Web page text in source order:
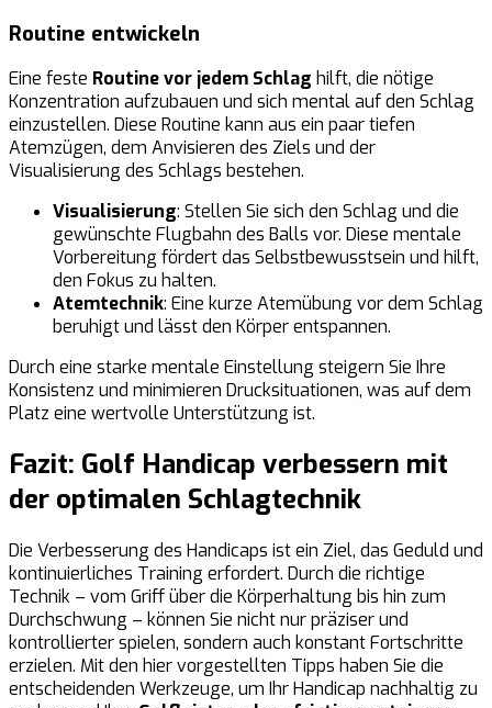
Routine entwickeln
Eine feste Routine vor jedem Schlag hilft, die nötige
Konzentration aufzubauen und sich mental auf den Schlag
einzustellen. Diese Routine kann aus ein paar tiefen
Atemzügen, dem Anvisieren des Ziels und der
Visualisierung des Schlags bestehen.
Visualisierung: Stellen Sie sich den Schlag und die
gewünschte Flugbahn des Balls vor. Diese mentale
Vorbereitung fördert das Selbstbewusstsein und hilft,
den Fokus zu halten.
Atemtechnik: Eine kurze Atemübung vor dem Schlag
beruhigt und lässt den Körper entspannen.
Durch eine starke mentale Einstellung steigern Sie Ihre
Konsistenz und minimieren Drucksituationen, was auf dem
Platz eine wertvolle Unterstützung ist.
Fazit: Golf Handicap verbessern mit
der optimalen Schlagtechnik
Die Verbesserung des Handicaps ist ein Ziel, das Geduld und
kontinuierliches Training erfordert. Durch die richtige
Technik – vom Griff über die Körperhaltung bis hin zum
Durchschwung – können Sie nicht nur präziser und
kontrollierter spielen, sondern auch konstant Fortschritte
erzielen. Mit den hier vorgestellten Tipps haben Sie die
entscheidenden Werkzeuge, um Ihr Handicap nachhaltig zu